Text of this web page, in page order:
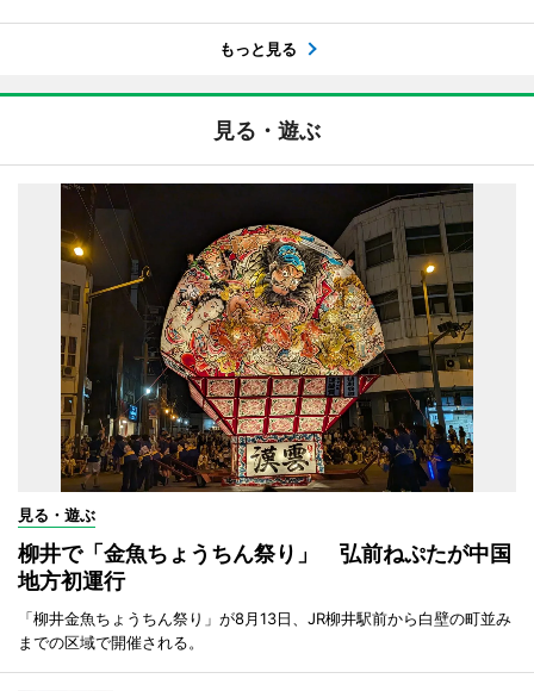
もっと見る
見る・遊ぶ
見る・遊ぶ
柳井で「金魚ちょうちん祭り」 弘前ねぷたが中国
地方初運行
「柳井金魚ちょうちん祭り」が8月13日、JR柳井駅前から白壁の町並み
までの区域で開催される。